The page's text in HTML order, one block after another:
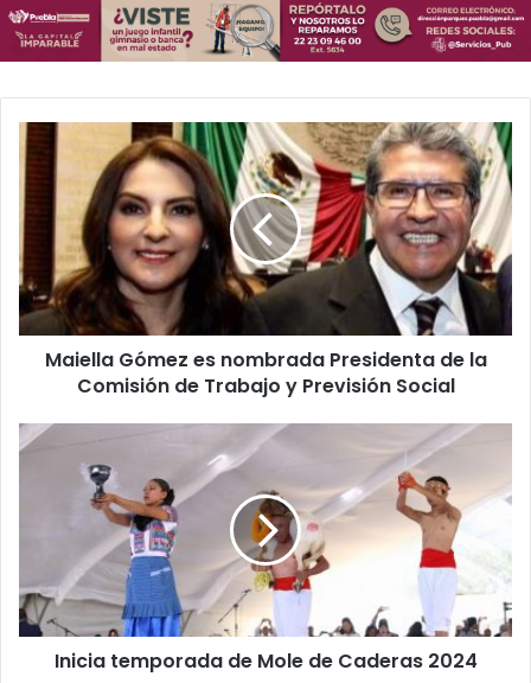
M
a
e
l
a
G
ó
e
s
a
d
Maiella Gómez es nombrada Presidenta de la
Comisión de Trabajo y Previsión Social
I
t
e
m
Inicia temporada de Mole de Caderas 2024